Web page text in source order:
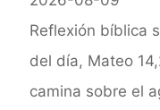
Reflexión bíblica
del día, Mateo
camina sobre el